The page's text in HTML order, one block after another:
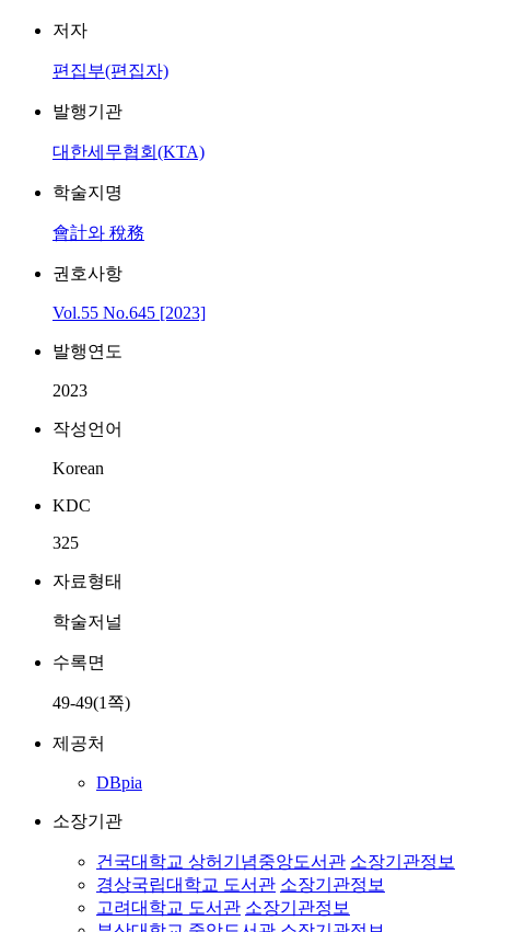
저자
편집부(편집자)
발행기관
대한세무협회(KTA)
학술지명
會計와 稅務
권호사항
Vol.55 No.645 [2023]
발행연도
2023
작성언어
Korean
KDC
325
자료형태
학술저널
수록면
49-49(1쪽)
제공처
DBpia
소장기관
건국대학교 상허기념중앙도서관 소장기관정보
경상국립대학교 도서관 소장기관정보
고려대학교 도서관 소장기관정보